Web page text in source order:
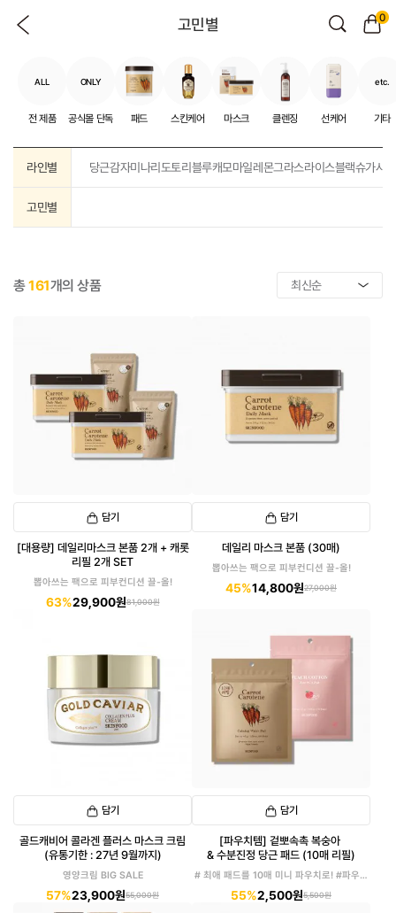
고민별 0
ALL
전 제품
ONLY
공식몰 단독 패드 스킨케어 마스크 클렌징 선케어
etc.
기타
라인별 당근감자미나리도토리블루캐모마일레몬그라스라이스블랙슈가샤
고민별
총161개의 상품
담기
[대용량] 데일리마스크 본품 2개 + 캐롯
리필 2개 SET
뽑아쓰는 팩으로 피부컨디션 끌-올!
63%29,900원81,000원
담기
데일리 마스크 본품 (30매)
뽑아쓰는 팩으로 피부컨디션 끌-올!
45%14,800원27,000원
담기
골드캐비어 콜라겐 플러스 마스크 크림
(유통기한 : 27년 9월까지)
영양크림 BIG SALE
57%23,900원55,000원
담기
[파우치템] 겉뽀속촉 복숭아
& 수분진정 당근 패드 (10매 리필)
# 최애 패드를 10매 미니 파우치로! #파우치
55%2,500원5,500원